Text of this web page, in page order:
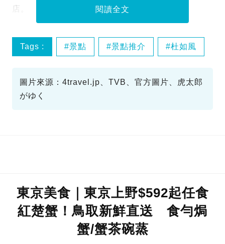
店。
閱讀全文
Tags : 景點 景點推介 杜如風
圖片來源：4travel.jp、TVB、官方圖片、虎太郎
がゆく
東京美食｜東京上野$592起任食
紅楚蟹！鳥取新鮮直送 食勻焗
蟹/蟹茶碗蒸